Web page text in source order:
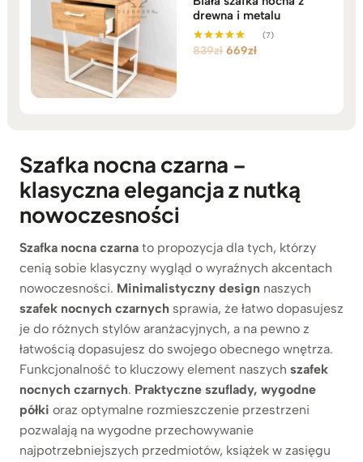
drewna i metalu
Oceniono
(7)
839zł Pierwotna
669złAktualna
Szafka nocna czarna –
klasyczna elegancja z nutką
nowoczesności
Szafka nocna czarna to propozycja dla tych, którzy
cenią sobie klasyczny wygląd o wyraźnych akcentach
nowoczesności. Minimalistyczny design naszych
szafek nocnych czarnych sprawia, że łatwo dopasujesz
je do różnych stylów aranżacyjnych, a na pewno z
łatwością dopasujesz do swojego obecnego wnętrza.
Funkcjonalność to kluczowy element naszych szafek
nocnych czarnych. Praktyczne szuflady, wygodne
półki oraz optymalne rozmieszczenie przestrzeni
pozwalają na wygodne przechowywanie
najpotrzebniejszych przedmiotów, książek w zasięgu